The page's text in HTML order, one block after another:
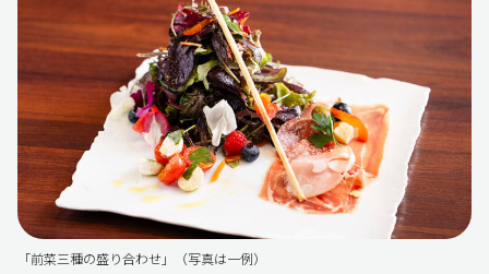
「前菜三種の盛り合わせ」（写真は一例）